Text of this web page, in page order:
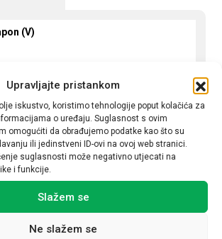
Upravljajte pristankom
iskustvo, koristimo tehnologije poput kolačića za
o uređaju. Suglasnost s ovim
omogućiti da obrađujemo podatke kao što su
ili jedinstveni ID-ovi na ovoj web stranici.
suglasnosti može negativno utjecati na
i funkcije.
Slažem se
Ne slažem se
(V)
(A)
sklopnika